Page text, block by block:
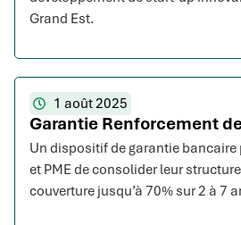
Grand Est.
1 août 2025
Garantie Renforcement
Un dispositif de garantie bancaire
et PME de consolider leur
couverture jusqu’à 70% sur 2 à 7